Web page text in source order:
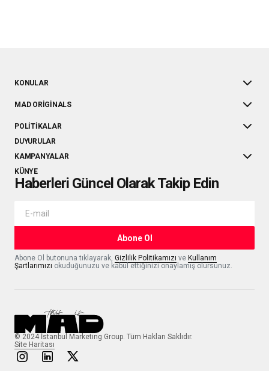
KONULAR
MAD ORIGINALS
POLITIKALAR
DUYURULAR
KAMPANYALAR
KÜNYE
Haberleri Güncel Olarak Takip Edin
Abone Ol
Abone Ol butonuna tıklayarak, Gizlilik Politikamızı ve Kullanım
Şartlarımızı okuduğunuzu ve kabul ettiğinizi onaylamış olursunuz.
© 2024 İstanbul Marketing Group. Tüm Hakları Saklıdır.
Site Haritası